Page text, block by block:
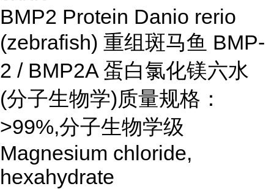
BMP2 Protein Danio rerio
(zebrafish) 重组斑马鱼 BMP-
2 / BMP2A 蛋白氯化镁六水
(分子生物学)质量规格：
>99%,分子生物学级
Magnesium chloride,
hexahydrate